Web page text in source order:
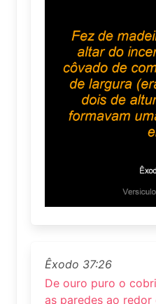
Êxodo 37:26
De ouro puro o
as paredes ao